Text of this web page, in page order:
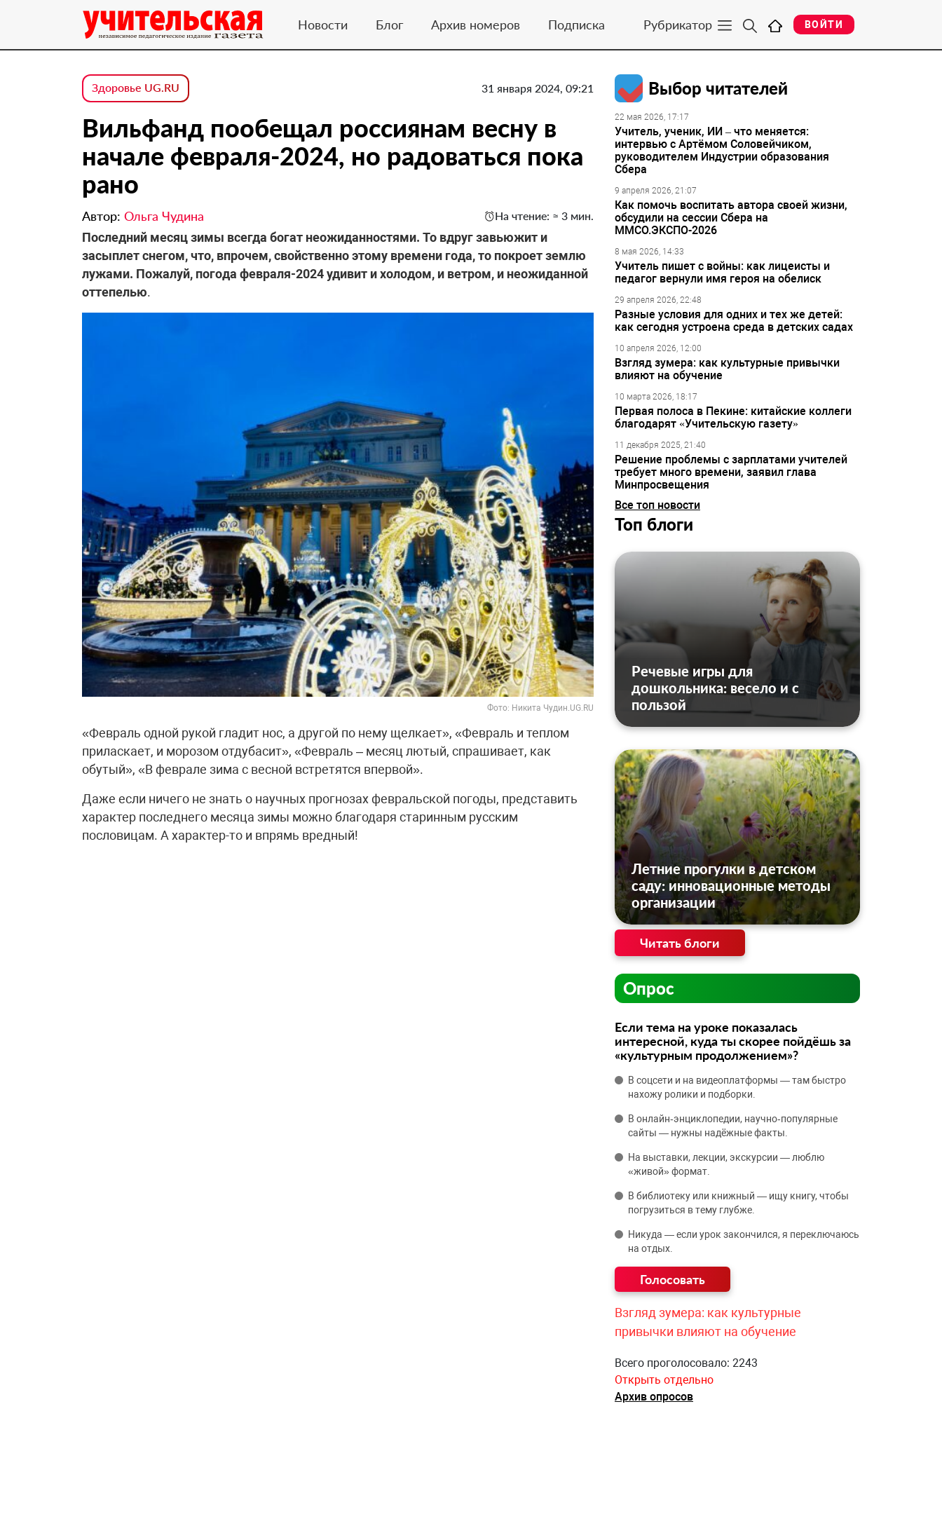
Новости Блог Архив номеров Подписка Рубрикатор ВОЙТИ
Здоровье UG.RU 31 января 2024, 09:21
Вильфанд пообещал россиянам весну в
начале февраля-2024, но радоваться пока
рано
Автор: Ольга Чудина На чтение: ≈ 3 мин.
Последний месяц зимы всегда богат неожиданностями. То вдруг завьюжит и
засыплет снегом, что, впрочем, свойственно этому времени года, то покроет землю
лужами. Пожалуй, погода февраля-2024 удивит и холодом, и ветром, и неожиданной
оттепелью.
Фото: Никита Чудин.UG.RU
«Февраль одной рукой гладит нос, а другой по нему щелкает», «Февраль и теплом
приласкает, и морозом отдубасит», «Февраль – месяц лютый, спрашивает, как
обутый», «В феврале зима с весной встретятся впервой».
Даже если ничего не знать о научных прогнозах февральской погоды, представить
характер последнего месяца зимы можно благодаря старинным русским
пословицам. А характер-то и впрямь вредный!
Выбор читателей
22 мая 2026, 17:17
Учитель, ученик, ИИ – что меняется:
интервью с Артёмом Соловейчиком,
руководителем Индустрии образования
Сбера
9 апреля 2026, 21:07
Как помочь воспитать автора своей жизни,
обсудили на сессии Сбера на
ММСО.ЭКСПО-2026
8 мая 2026, 14:33
Учитель пишет с войны: как лицеисты и
педагог вернули имя героя на обелиск
29 апреля 2026, 22:48
Разные условия для одних и тех же детей:
как сегодня устроена среда в детских садах
10 апреля 2026, 12:00
Взгляд зумера: как культурные привычки
влияют на обучение
10 марта 2026, 18:17
Первая полоса в Пекине: китайские коллеги
благодарят «Учительскую газету»
11 декабря 2025, 21:40
Решение проблемы с зарплатами учителей
требует много времени, заявил глава
Минпросвещения
Все топ новости
Топ блоги
Речевые игры для
дошкольника: весело и с
пользой
Летние прогулки в детском
саду: инновационные методы
организации
Читать блоги
Опрос
Если тема на уроке показалась
интересной, куда ты скорее пойдёшь за
«культурным продолжением»?
В соцсети и на видеоплатформы — там быстро
нахожу ролики и подборки.
В онлайн‑энциклопедии, научно‑популярные
сайты — нужны надёжные факты.
На выставки, лекции, экскурсии — люблю
«живой» формат.
В библиотеку или книжный — ищу книгу, чтобы
погрузиться в тему глубже.
Никуда — если урок закончился, я переключаюсь
на отдых.
Взгляд зумера: как культурные
привычки влияют на обучение
Всего проголосовало: 2243
Открыть отдельно
Архив опросов